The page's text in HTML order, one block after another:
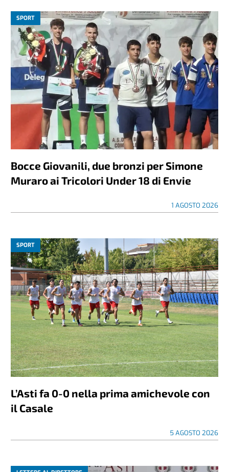
SPORT
Bocce Giovanili, due bronzi per Simone
Muraro ai Tricolori Under 18 di Envie
1 AGOSTO 2026
SPORT
L’Asti fa 0-0 nella prima amichevole con
il Casale
5 AGOSTO 2026